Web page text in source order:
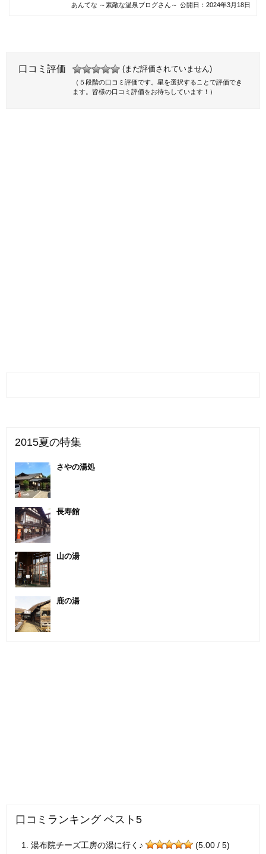
あんてな ～素敵な温泉ブログさん～ 公開日： 2024年3月18日
口コミ評価 (まだ評価されていません)
（５段階の口コミ評価です。星を選択することで評価でき
ます。皆様の口コミ評価をお待ちしています！）
2015夏の特集
さやの湯処
長寿館
山の湯
鹿の湯
口コミランキング ベスト5
湯布院チーズ工房の湯に行く♪
(5.00 / 5)